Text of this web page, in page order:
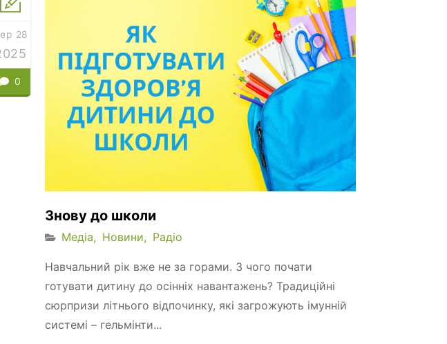
28
0
Знову до школи
Медіа Новини Радіо
Навчальний рік вже не за горами. З чого почати
готувати дитину до осінніх навантажень? Традиційні
сюрпризи літнього відпочинку, які загрожують імунній
системі – гельмінти...